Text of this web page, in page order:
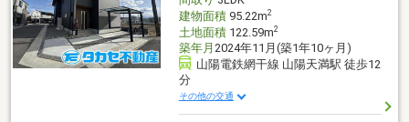
ーション実績あります！
建物面積95.22m2
土地面積122.59m2
築年月 2024年11月(築1年10ヶ月)
山陽電鉄網干線 山陽天満駅 徒歩12
分
その他の交通